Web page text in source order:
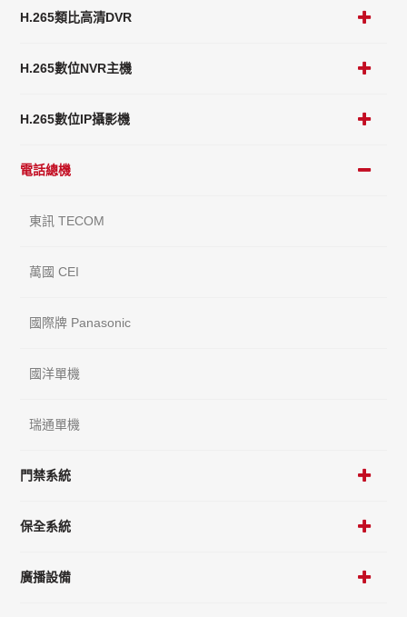
H.265類比高清DVR
H.265數位NVR主機
H.265數位IP攝影機
電話總機
東訊 TECOM
萬國 CEI
國際牌 Panasonic
國洋單機
瑞通單機
門禁系統
保全系統
廣播設備